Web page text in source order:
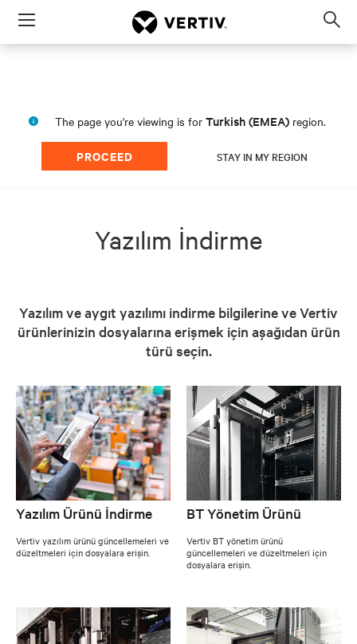
Menu
The page you're viewing is for Turkish (EMEA) region.
PROCEED STAY IN MY REGION
Yazılım İndirme
Yazılım ve aygıt yazılımı indirme bilgilerine ve Vertiv
ürünlerinizin dosyalarına erişmek için aşağıdan ürün
türü seçin.
Yazılım Ürünü İndirme
Vertiv yazılım ürünü güncellemeleri ve
düzeltmeleri için dosyalara erişin.
BT Yönetim Ürünü
Vertiv BT yönetim ürünü
güncellemeleri ve düzeltmeleri için
dosyalara erişin.